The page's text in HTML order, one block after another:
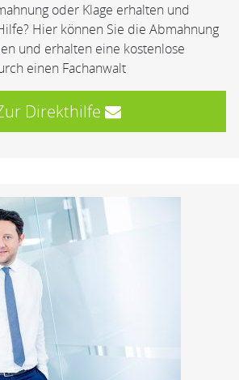
oder Klage erhalten und
Hier können Sie die Abmahnung
und erhalten eine kostenlose
einen Fachanwalt
Direkthilfe